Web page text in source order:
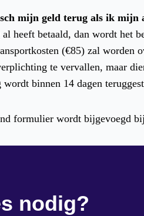
mijn geld terug als ik mijn
heeft betaald, dan wordt het
(€85) zal worden
te vervallen, maar
wordt binnen 14 dagen
formulier wordt bijgevoegd
nodig?